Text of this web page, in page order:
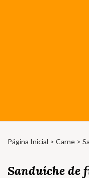
Página Inicial > Carne >
Sanduíche de